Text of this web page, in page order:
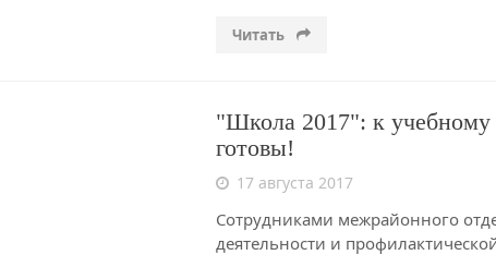
Читать
"Школа 2017": к учебному
готовы!
17 августа 2017
Сотрудниками межрайонного
деятельности и